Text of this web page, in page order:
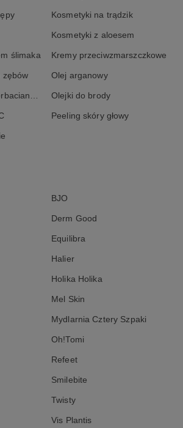
Kosmetyki na trądzik
Kosmetyki z aloesem
ślimaka Kremy przeciwzmarszczkowe
zębów Olej arganowy
Olejek z drzewa herbacianego Olejki do brody
Peeling skóry głowy
BJO
Derm Good
Equilibra
Halier
Holika Holika
Mel Skin
Mydlarnia Cztery Szpaki
Oh!Tomi
Refeet
Smilebite
Twisty
Vis Plantis